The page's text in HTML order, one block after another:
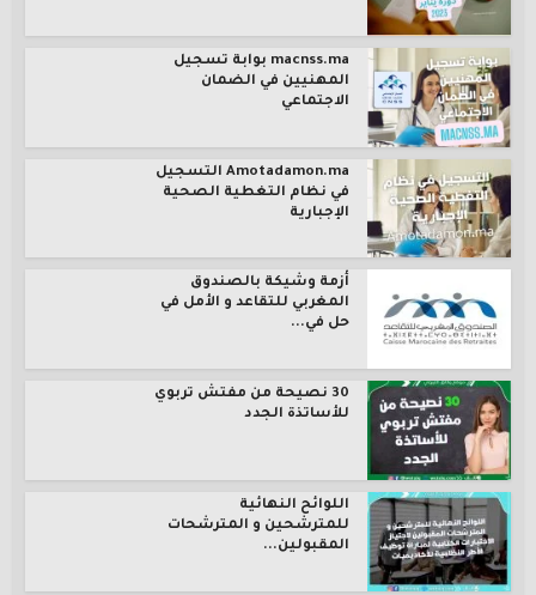
macnss.ma بوابة تسجيل
المهنيين في الضمان
الاجتماعي
Amotadamon.ma التسجيل
في نظام التغطية الصحية
الإجبارية
أزمة وشيكة بالصندوق
المغربي للتقاعد و الأمل في
حل في...
30 نصيحة من مفتش تربوي
للأساتذة الجدد
اللوائح النهائية
للمترشحين و المترشحات
المقبولين...